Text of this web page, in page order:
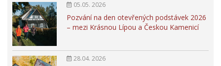
05.05. 2026
Pozvání na den otevřených podstávek 2026
– mezi Krásnou Lípou a Českou Kamenicí
28.04. 2026